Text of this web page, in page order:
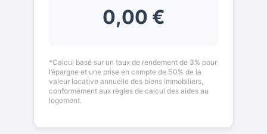
0,00 €
*Calcul basé sur un taux de rendement de 3% pour
l’épargne et une prise en compte de 50% de la
valeur locative annuelle des biens immobiliers,
conformément aux règles de calcul des aides au
logement.